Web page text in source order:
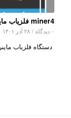
miner4 فلزیاب ماینر4
۰ دیدگاه / ۲۸ آذر ۱۴۰۱
دستگاه فلزیاب ماینر4 – miner4 miner4 و خصوصیات آن …